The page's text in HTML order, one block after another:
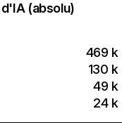
(absolu)
469 k
130 k
49 k
24 k